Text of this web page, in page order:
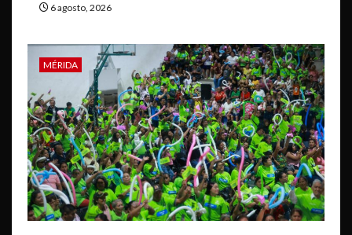
6 agosto, 2026
MÉRIDA